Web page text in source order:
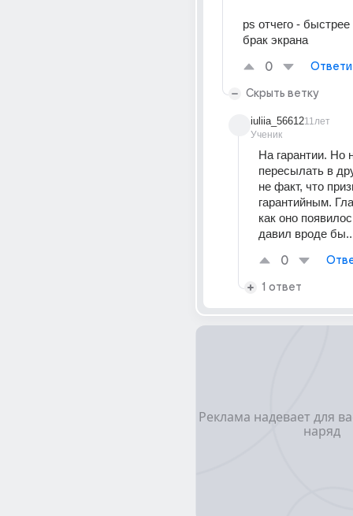
ps отчего - быстрее
брак экрана
0
Скрыть ветку
iuliia_56612
Ученик
11лет
На гарантии. Но
пересылать в
не факт, что
гарантийным.
как оно
давил вроде
0
1 ответ